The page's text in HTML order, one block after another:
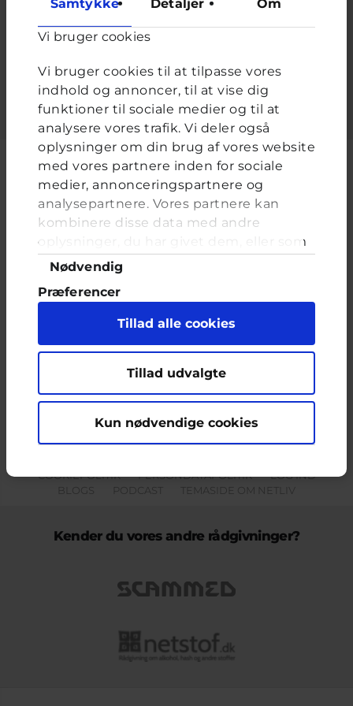
Samtykke Detaljer Om
Vi bruger cookies
Vi bruger cookies til at tilpasse vores
indhold og annoncer, til at vise dig
funktioner til sociale medier og til at
analysere vores trafik. Vi deler også
oplysninger om din brug af vores website
med vores partnere inden for sociale
medier, annonceringspartnere og
analysepartnere. Vores partnere kan
kombinere disse data med andre
oplysninger, du har givet dem, eller som
de har indsamlet fra din brug af deres
tjenester. Du samtykker til vores cookies,
hvis du fortsætter med at anvende vores
hjemmeside.
Samtykkevalg
Nødvendig
Præferencer
Marketing
Tillad alle cookies
Tillad udvalgte
Kun nødvendige cookies
Adgangskode*
Cyberhus er et klubhus på nettet for dig op til 25 år. Du kan skrive til
en voksen og få rådgivning i vores brevkasser og chat, dele dine
tanker i ung-til-ung eller bare hænge ud, og læse med. I Cyberhus
kan du være dig selv, og har du brug for en voksen, vil vi gerne lytte
ikke nødvendigvis den Europæiske Unions holdninger.
COOKIEPOLITIK
PERSONDATAPOLITIK
LOG IND
BLOGS
PODCAST TEMASIDE OM NETLIV
Kender du vores andre rådgivninger?